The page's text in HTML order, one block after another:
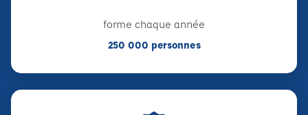
forme chaque année
250 000 personnes